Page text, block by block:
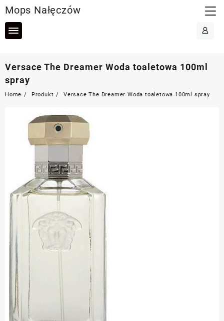
to
content
Mops Nałęczów
Versace The Dreamer Woda toaletowa 100ml
spray
Home Produkt Versace The Dreamer Woda toaletowa 100ml spray